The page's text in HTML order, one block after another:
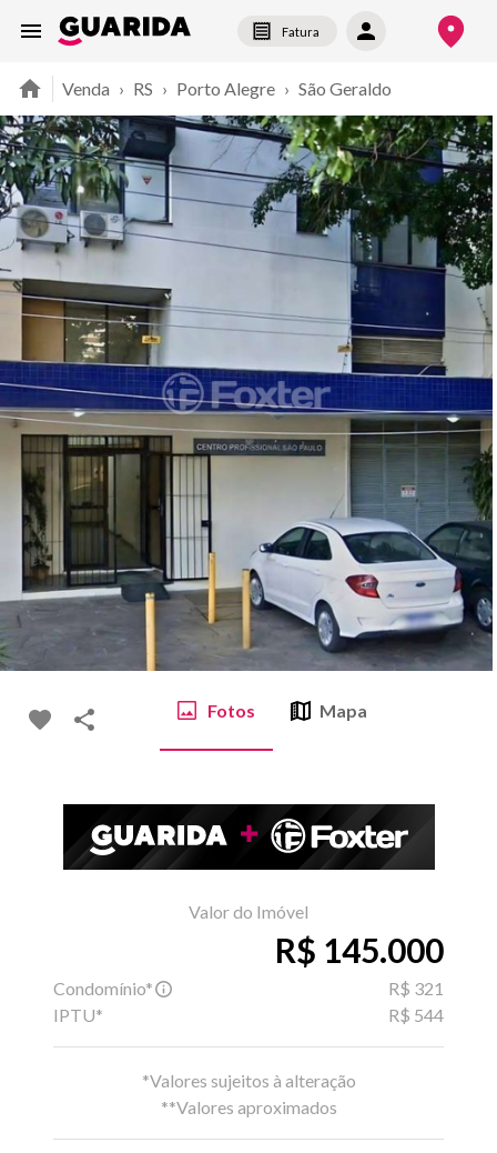
Fatura
Venda › RS › Porto Alegre › São Geraldo
Fotos Mapa
Valor do Imóvel
R$ 145.000
Condomínio*
R$ 321
IPTU*
R$ 544
*Valores sujeitos à alteração
**Valores aproximados